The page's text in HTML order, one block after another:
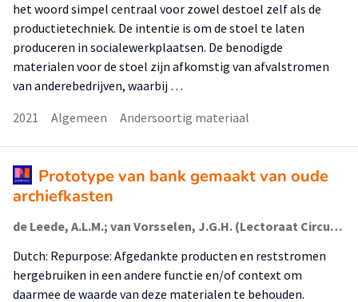
het woord simpel centraal voor zowel destoel zelf als de
productietechniek. De intentie is om de stoel te laten
produceren in socialewerkplaatsen. De benodigde
materialen voor de stoel zijn afkomstig van afvalstromen
van anderebedrijven, waarbij …
2021
Algemeen Andersoortig materiaal
Prototype van bank gemaakt van oude
archiefkasten
de Leede, A.L.M.; van Vorsselen, J.G.H. (Lectoraat Circulair Ontwerpen En Ondernemen); Oskam, I.F. (Lectoraat Circulair Ontwerpen En Ondernemen)
Dutch: Repurpose: Afgedankte producten en reststromen
hergebruiken in een andere functie en/of context om
daarmee de waarde van deze materialen te behouden.